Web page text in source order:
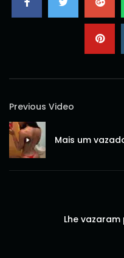
Previous Video
Mais um
Lhe